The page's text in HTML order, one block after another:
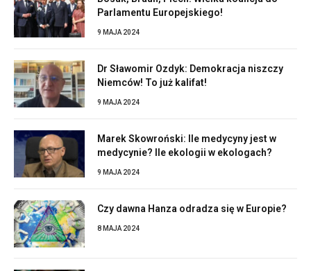
Parlamentu Europejskiego!
9 MAJA 2024
Dr Sławomir Ozdyk: Demokracja niszczy
Niemców! To już kalifat!
9 MAJA 2024
Marek Skowroński: Ile medycyny jest w
medycynie? Ile ekologii w ekologach?
9 MAJA 2024
Czy dawna Hanza odradza się w Europie?
8 MAJA 2024